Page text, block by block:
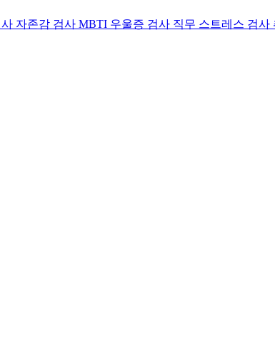
자존감 검사 MBTI 우울증 검사 직무 스트레스 검사